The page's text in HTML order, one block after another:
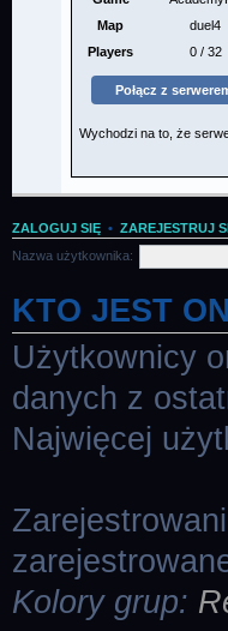
ZALOGUJ SIĘ • ZAREJESTRUJ
Nazwa użytkownika:
KTO JEST
Użytkownicy
danych z
Najwięcej
Kolory grup: